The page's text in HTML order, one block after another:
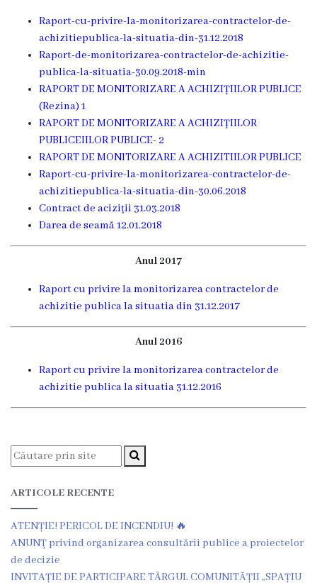
Activitatea
consiliului
Deciziile
consiliului
Regulamentul
consiliului
Ședințele
Consiliului
Ședința
consiliului
Transparență
și
achiziții
Rapoarte
Plan
Raport-cu-privire-la-monitorizarea-contractelor-de-
achizitiepublica-la-situatia-din-31.12.2018
Raport-de-monitorizarea-contractelor-de-achizitie-
publica-la-situatia-30.09.2018-min
RAPORT DE MONITORIZARE A ACHIZIȚIILOR PUBLICE
(Rezina) 1
RAPORT DE MONITORIZARE A ACHIZIȚIILOR
PUBLICEIILOR PUBLICE- 2
RAPORT DE MONITORIZARE A ACHIZITIILOR PUBLICE
Raport-cu-privire-la-monitorizarea-contractelor-de-
achizitiepublica-la-situatia-din-30.06.2018
Contract de aciziții 31.03.2018
Darea de seamă 12.01.2018
Anul 2017
Raport cu privire la monitorizarea contractelor de
achizitie publica la situatia din 31.12.2017
Anul 2016
Raport cu privire la monitorizarea contractelor de
achizitie publica la situatia 31.12.2016
ARTICOLE RECENTE
ATENȚIE! PERICOL DE INCENDIU! 🔥
ANUNŢ privind organizarea consultării publice a proiectelor
de decizie
INVITAȚIE DE PARTICIPARE TÂRGUL COMUNITĂȚII „SPAȚIU